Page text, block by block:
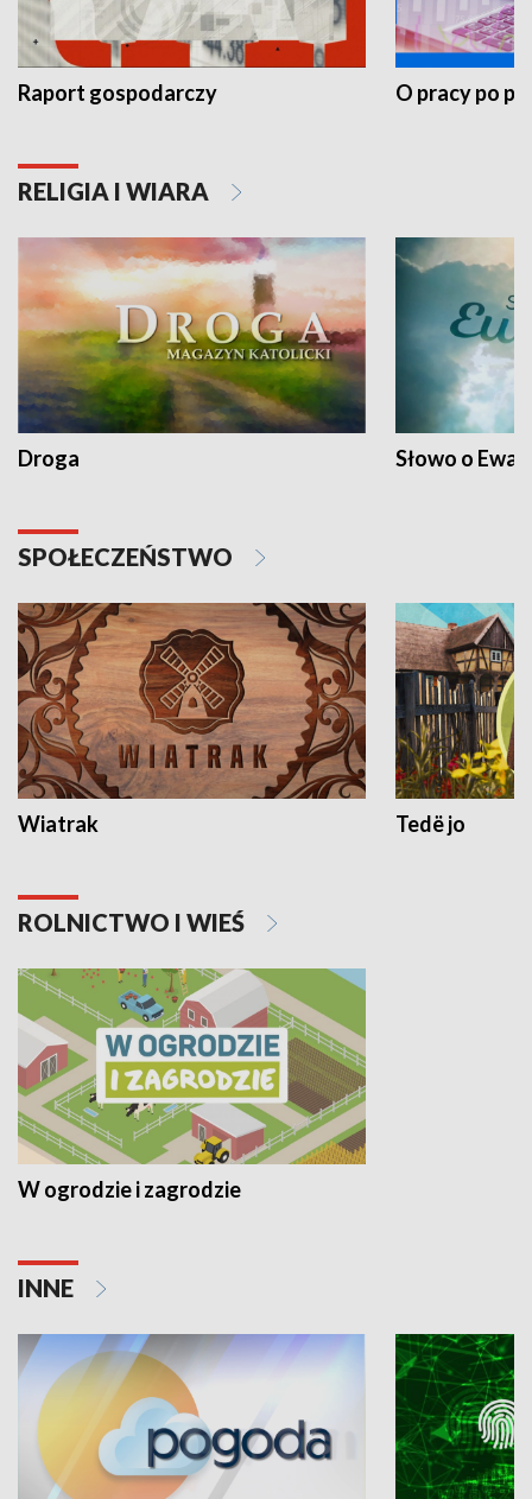
Raport gospodarczy O pracy po
RELIGIA I WIARA
Droga Słowo o
SPOŁECZEŃSTWO
Wiatrak Tedë jo
ROLNICTWO I WIEŚ
W ogrodzie i zagrodzie
INNE